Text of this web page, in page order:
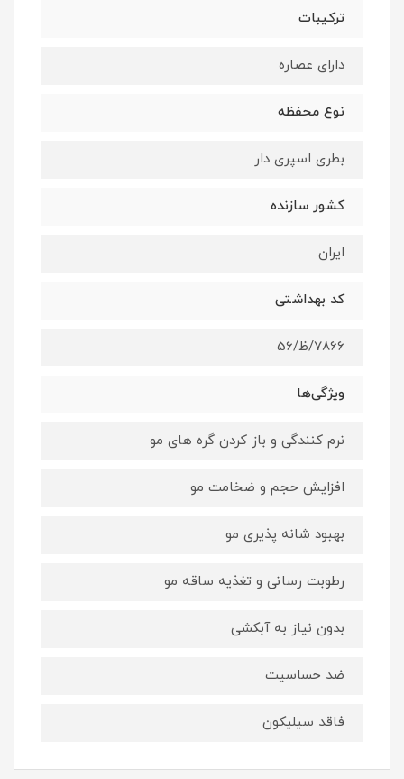
ترکیبات
دارای عصاره
نوع محفظه
بطری اسپری دار
کشور سازنده
ایران
کد بهداشتی
7866/ظ/56
ویژگی‌ها
نرم کنندگی و باز کردن گره های مو
افزایش حجم و ضخامت مو
بهبود شانه پذیری مو
رطوبت رسانی و تغذیه ساقه مو
بدون نیاز به آبکشی
ضد حساسیت
فاقد سیلیکون